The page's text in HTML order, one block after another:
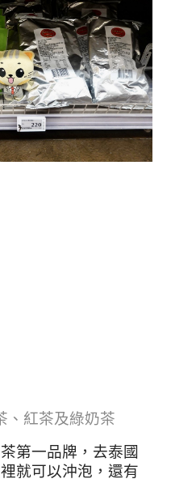
、紅茶及綠奶茶
第一品牌，去泰國
就可以沖泡，還有